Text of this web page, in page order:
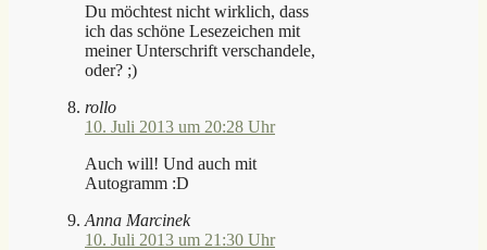
Du möchtest nicht wirklich, dass
ich das schöne Lesezeichen mit
meiner Unterschrift verschandele,
oder? ;)
rollo
10. Juli 2013 um 20:28 Uhr
Auch will! Und auch mit
Autogramm :D
Anna Marcinek
10. Juli 2013 um 21:30 Uhr